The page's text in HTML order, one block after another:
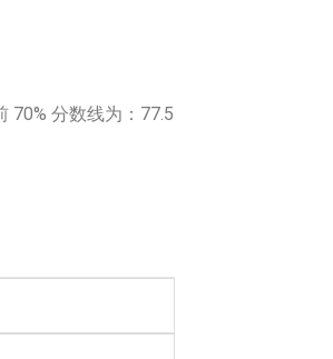
70% 分数线为：77.5